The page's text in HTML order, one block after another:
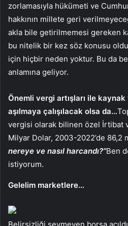
zorlamasıyla hükümeti ve
hakkının millete geri
akla bile getirilmemesi gereken
bu nitelik bir kez söz konusu
için hiçbir neden yoktur. Bu da
anlamına geliyor.
Önemli vergi artışları ile
aşılmaya çalışılacak olsa da…
vergisi olarak bilinen özel İrtibat
Milyar Dolar, 2003-2022’de 86,2
nereye ve nasıl harcandı?”Ben
istiyorum.
Gelelim marketlere…
Belirsizliği sevmeyen borsa